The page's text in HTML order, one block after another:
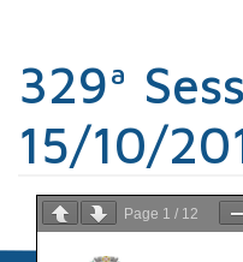
329ª
15/10/
Page 1 / 12